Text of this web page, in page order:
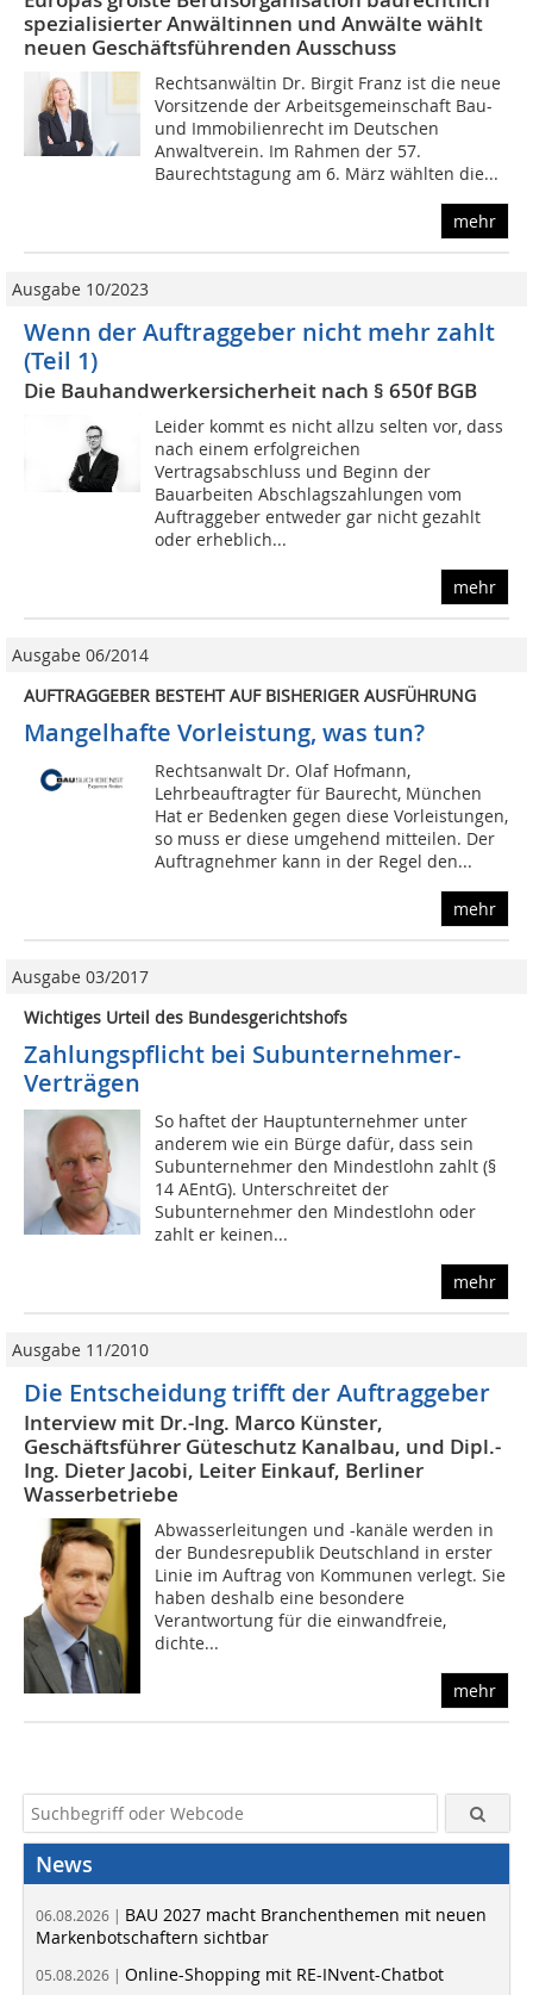
spezialisierter Anwältinnen und Anwälte wählt
neuen Geschäftsführenden Ausschuss
Rechtsanwältin Dr. Birgit Franz ist die neue
Vorsitzende der Arbeitsgemeinschaft Bau-
und Immobilienrecht im Deutschen
Anwaltverein. Im Rahmen der 57.
Baurechtstagung am 6. März wählten die...
mehr
Ausgabe 10/2023
Wenn der Auftraggeber nicht mehr zahlt
(Teil 1)
Die Bauhandwerkersicherheit nach § 650f BGB
Leider kommt es nicht allzu selten vor, dass
nach einem erfolgreichen
Vertragsabschluss und Beginn der
Bauarbeiten Abschlagszahlungen vom
Auftraggeber entweder gar nicht gezahlt
oder erheblich...
mehr
Ausgabe 06/2014
AUFTRAGGEBER BESTEHT AUF BISHERIGER AUSFÜHRUNG
Mangelhafte Vorleistung, was tun?
Rechtsanwalt Dr. Olaf Hofmann,
Lehrbeauftragter für Baurecht, München
Hat er Bedenken gegen diese Vorleistungen,
so muss er diese umgehend mitteilen. Der
Auftragnehmer kann in der Regel den...
mehr
Ausgabe 03/2017
Wichtiges Urteil des Bundesgerichtshofs
Zahlungspflicht bei Subunternehmer-
Verträgen
So haftet der Hauptunternehmer unter
anderem wie ein Bürge dafür, dass sein
Subunternehmer den Mindestlohn zahlt (§
14 AEntG). Unterschreitet der
Subunternehmer den Mindestlohn oder
zahlt er keinen...
mehr
Ausgabe 11/2010
Die Entscheidung trifft der Auftraggeber
Interview mit Dr.-Ing. Marco Künster,
Geschäftsführer Güteschutz Kanalbau, und Dipl.-
Ing. Dieter Jacobi, Leiter Einkauf, Berliner
Wasserbetriebe
Abwasserleitungen und -kanäle werden in
der Bundesrepublik Deutschland in erster
Linie im Auftrag von Kommunen verlegt. Sie
haben deshalb eine besondere
Verantwortung für die einwandfreie,
dichte...
mehr
News
06.08.2026 | BAU 2027 macht Branchenthemen mit neuen
Markenbotschaftern sichtbar
05.08.2026 | Online-Shopping mit RE-INvent-Chatbot